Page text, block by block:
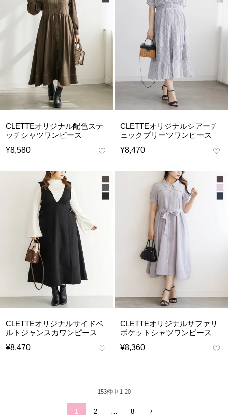
CLETTEオリジナル配色ステ
ッチシャツワンピース
¥8,580
CLETTEオリジナルシアーチ
ェックプリーツワンピース
¥8,470
CLETTEオリジナルサイドベ
ルトジャンスカワンピース
¥8,470
CLETTEオリジナルサファリ
ポケットシャツワンピース
¥8,360
153件中 1-20
1 2 … 8